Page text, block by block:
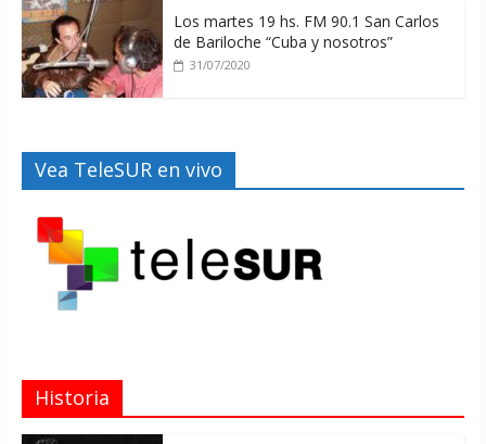
Los martes 19 hs. FM 90.1 San Carlos
de Bariloche “Cuba y nosotros”
31/07/2020
Vea TeleSUR en vivo
Historia